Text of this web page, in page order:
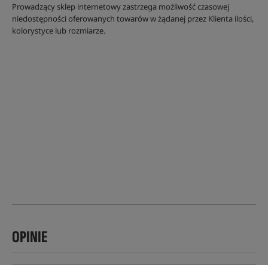
Prowadzący sklep internetowy zastrzega możliwość czasowej
niedostępności oferowanych towarów w żądanej przez Klienta ilości,
kolorystyce lub rozmiarze.
OPINIE